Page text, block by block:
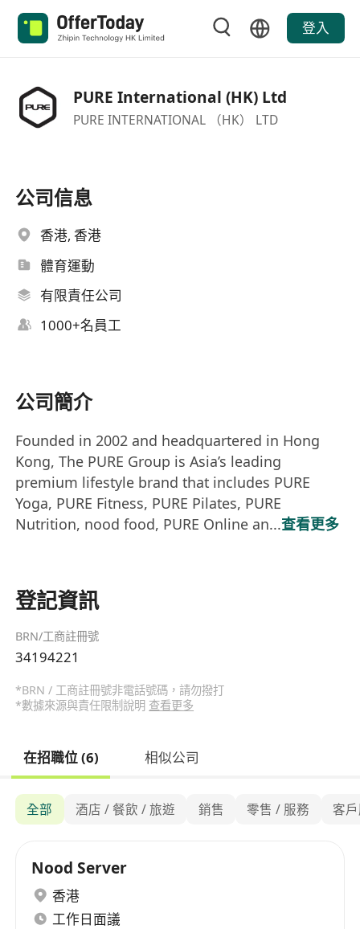
登入
PURE International (HK) Ltd
PURE INTERNATIONAL （HK） LTD
公司信息
香港, 香港
體育運動
有限責任公司
1000+名員工
公司簡介
Founded in 2002 and headquartered in Hong
Kong, The PURE Group is Asia’s leading
premium lifestyle brand that includes PURE
Yoga, PURE Fitness, PURE Pilates, PURE
Nutrition, nood food, PURE Online an...查看更多
登記資訊
BRN/工商註冊號
34194221
*BRN / 工商註冊號非電話號碼，請勿撥打
*數據來源與責任限制說明 查看更多
在招職位 (6) 相似公司
全部 酒店 / 餐飲 / 旅遊 銷售 零售 / 服務 客
Nood Server
香港
工作日面議